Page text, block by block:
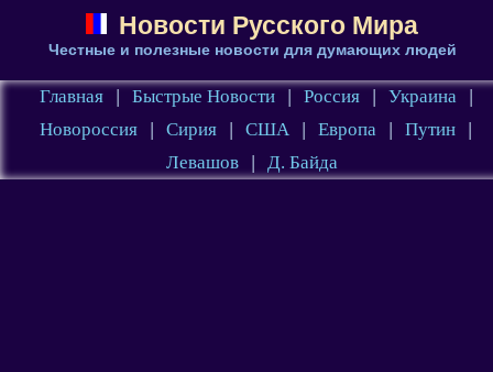
Новости Русского Мира
Честные и полезные новости для думающих людей
Главная | Быстрые Новости | Россия | Украина
|
Новороссия
| Сирия | США | Европа | Путин
|
Левашов
| Д. Байда